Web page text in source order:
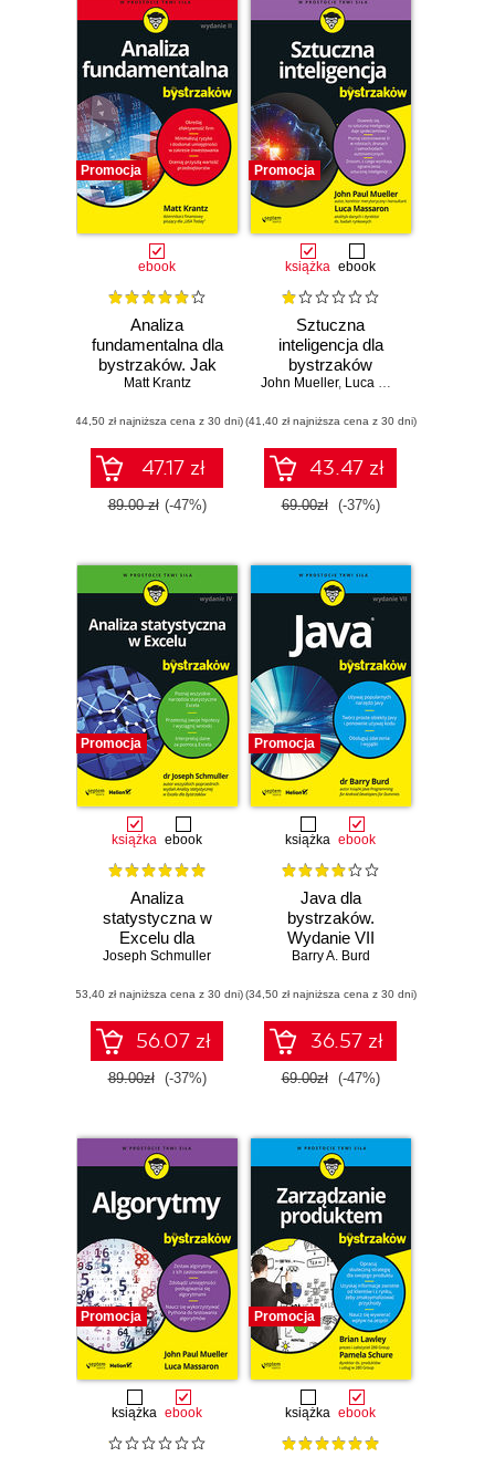
Promocja
ebook
Analiza
fundamentalna dla
bystrzaków. Jak
minimalizować
swoje inwestycje.
Wydanie II
Matt Krantz
(44,50 zł najniższa cena z 30 dni)
47.17 zł
89.00 zł (-47%)
Promocja
książka ebook
Sztuczna
inteligencja dla
bystrzaków
John Mueller, Luca Massaron
(41,40 zł najniższa cena z 30 dni)
43.47 zł
69.00zł (-37%)
Promocja
książka ebook
Analiza
statystyczna w
Excelu dla
bystrzaków.
Joseph Schmuller
(53,40 zł najniższa cena z 30 dni)
56.07 zł
89.00zł (-37%)
Promocja
książka ebook
Java dla
bystrzaków.
Wydanie VII
Barry A. Burd
(34,50 zł najniższa cena z 30 dni)
36.57 zł
69.00zł (-47%)
Promocja
książka ebook
Promocja
książka ebook